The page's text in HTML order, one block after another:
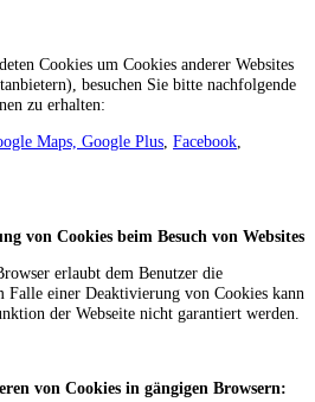
Cookies um Cookies anderer Websites
besuchen Sie bitte nachfolgende
zu erhalten:
Maps, Google Plus Facebook
von Cookies beim Besuch von Websites
erlaubt dem Benutzer die
einer Deaktivierung von Cookies kann
der Webseite nicht garantiert werden.
von Cookies in gängigen Browsern: